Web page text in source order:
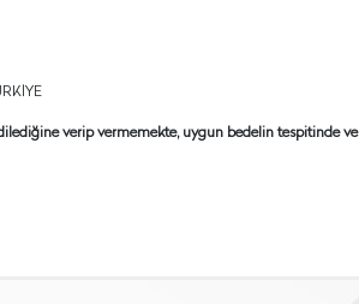
verip vermemekte, uygun bedelin tespitinde ve